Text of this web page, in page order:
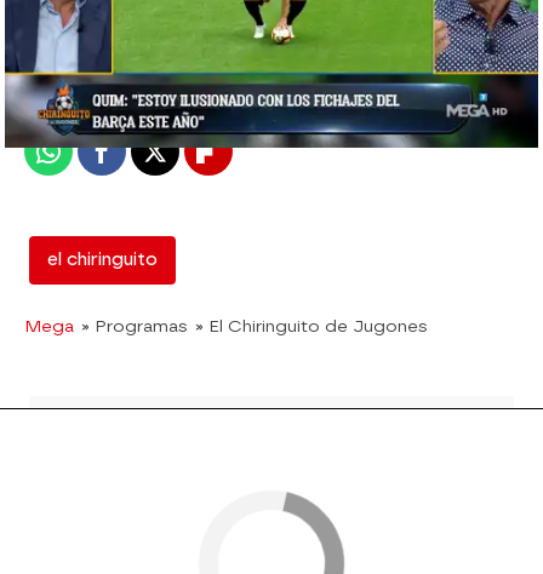
mega
Madrid
Publicado:13 de agosto de 2018, 02:53
WhatsappFacebook
X Flipboard
el chiringuito
Mega » Programas » El Chiringuito de Jugones